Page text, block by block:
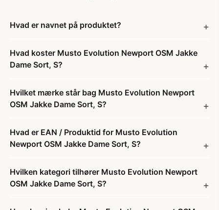
Hvad er navnet på produktet?
Hvad koster Musto Evolution Newport OSM Jakke
Dame Sort, S?
Hvilket mærke står bag Musto Evolution Newport
OSM Jakke Dame Sort, S?
Hvad er EAN / Produktid for Musto Evolution
Newport OSM Jakke Dame Sort, S?
Hvilken kategori tilhører Musto Evolution Newport
OSM Jakke Dame Sort, S?